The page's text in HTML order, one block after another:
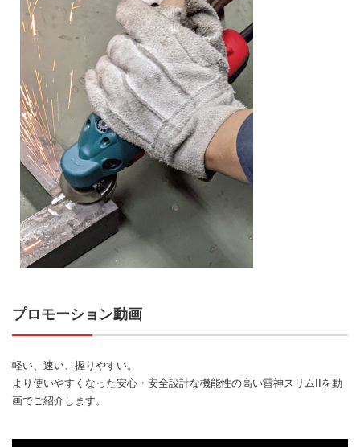
プロモーション動画
軽い、速い、握りやすい。
より使いやすくなった安心・安全設計な機能性の高い雷神スリムIIを動
画でご紹介します。